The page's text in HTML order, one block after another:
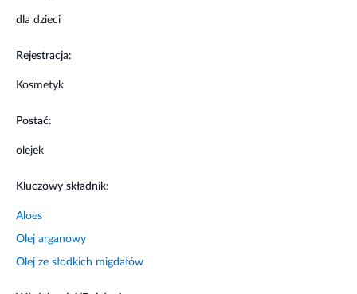
dla dzieci
Rejestracja:
Kosmetyk
Postać:
olejek
Kluczowy składnik:
Aloes
Olej arganowy
Olej ze słodkich migdałów